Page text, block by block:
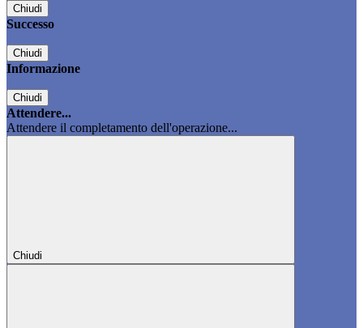
Chiudi
Successo
Chiudi
Informazione
Chiudi
Attendere...
Attendere il completamento dell'operazione...
Chiudi